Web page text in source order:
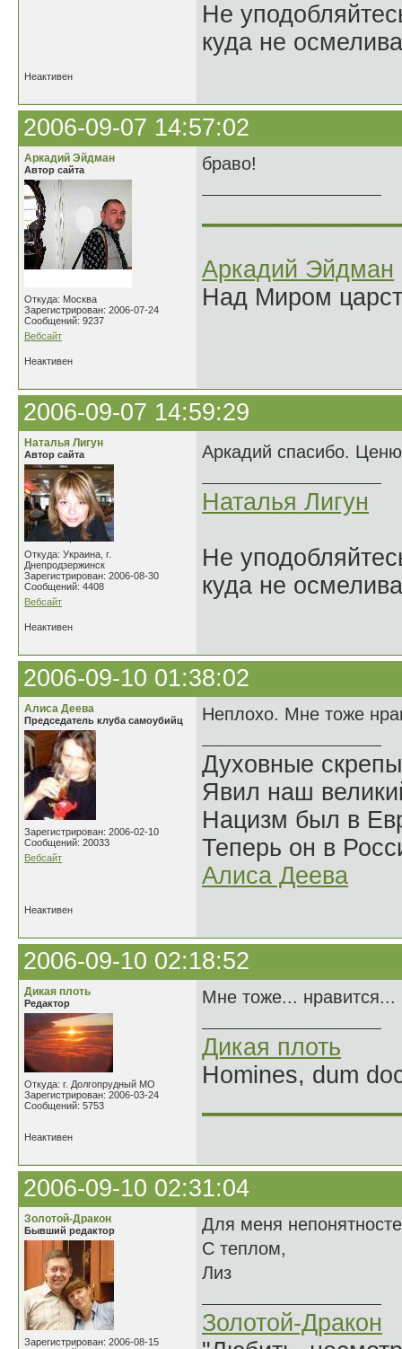
Не
куда не
Неактивен
2006-09-07 14:57:02
Аркадий Эйдман
Автор сайта
Откуда: Москва
Зарегистрирован: 2006-07-24
Сообщений: 9237
Вебсайт
браво!
Аркадий Эйдман
Над Миром
Неактивен
2006-09-07 14:59:29
Наталья Лигун
Автор сайта
Откуда: Украина, г.
Днепродзержинск
Зарегистрирован: 2006-08-30
Сообщений: 4408
Вебсайт
Аркадий спасибо.
Наталья Лигун
Не
куда не
Неактивен
2006-09-10 01:38:02
Алиса Деева
Председатель клуба самоубийц
Зарегистрирован: 2006-02-10
Сообщений: 20033
Вебсайт
Неплохо. Мне тоже
Духовные
Явил наш
Нацизм был в
Теперь он в
Алиса Деева
Неактивен
2006-09-10 02:18:52
Дикая плоть
Редактор
Откуда: г. Долгопрудный МО
Зарегистрирован: 2006-03-24
Сообщений: 5753
Мне тоже...
Дикая плоть
Homines, dum
Неактивен
2006-09-10 02:31:04
Золотой-Дракон
Бывший редактор
Зарегистрирован: 2006-08-15
Для меня
С теплом,
Лиз
Золотой-Дракон